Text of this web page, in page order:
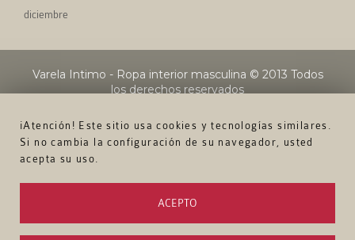
¡Atención! Este sitio usa cookies y tecnologías similares.
Si no cambia la configuración de su navegador, usted
acepta su uso.
ACEPTO
diciembre
Varela Intimo - Ropa interior masculina © 2013 Todos
los derechos reservados